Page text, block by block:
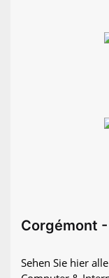
Corgémont
Sehen Sie hier